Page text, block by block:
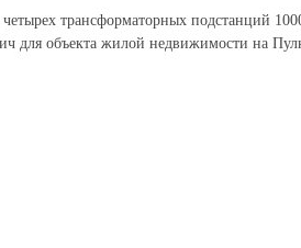
трансформаторных подстанций
для объекта жилой недвижимости на